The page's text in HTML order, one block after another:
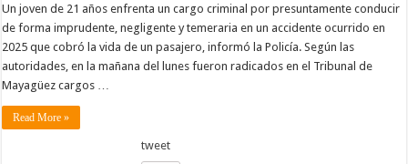
Un joven de 21 años enfrenta un cargo criminal por presuntamente conducir
de forma imprudente, negligente y temeraria en un accidente ocurrido en
2025 que cobró la vida de un pasajero, informó la Policía. Según las
autoridades, en la mañana del lunes fueron radicados en el Tribunal de
Mayagüez cargos …
Read More »
tweet